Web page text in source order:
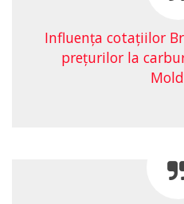
Influența cotațiilor
prețurilor la